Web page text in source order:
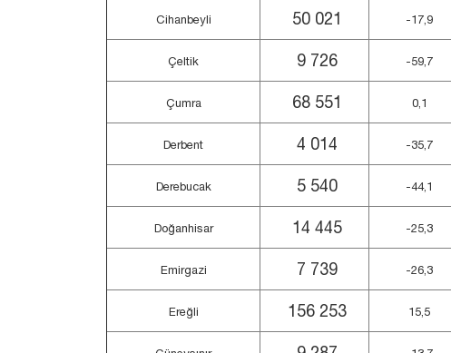
Cihanbeyli 50 021 -17,9
Çeltik 9 726 -59,7
Çumra 68 551 0,1
Derbent 4 014 -35,7
Derebucak 5 540 -44,1
Doğanhisar 14 445 -25,3
Emirgazi 7 739 -26,3
Ereğli 156 253 15,5